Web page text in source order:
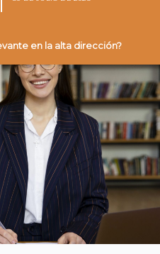
en la alta dirección?